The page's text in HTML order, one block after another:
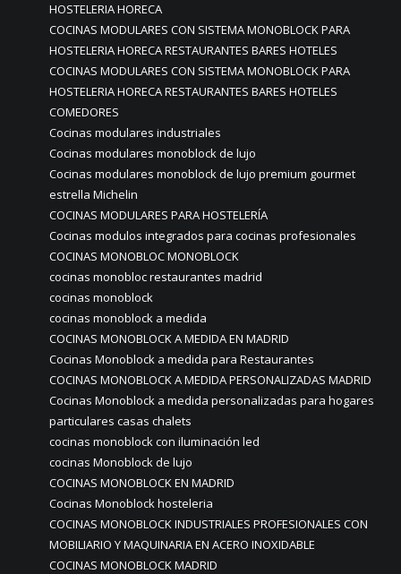
HOSTELERIA HORECA
COCINAS MODULARES CON SISTEMA MONOBLOCK PARA
HOSTELERIA HORECA RESTAURANTES BARES HOTELES
COCINAS MODULARES CON SISTEMA MONOBLOCK PARA
HOSTELERIA HORECA RESTAURANTES BARES HOTELES
COMEDORES
Cocinas modulares industriales
Cocinas modulares monoblock de lujo
Cocinas modulares monoblock de lujo premium gourmet
estrella Michelin
COCINAS MODULARES PARA HOSTELERÍA
Cocinas modulos integrados para cocinas profesionales
COCINAS MONOBLOC MONOBLOCK
cocinas monobloc restaurantes madrid
cocinas monoblock
cocinas monoblock a medida
COCINAS MONOBLOCK A MEDIDA EN MADRID
Cocinas Monoblock a medida para Restaurantes
COCINAS MONOBLOCK A MEDIDA PERSONALIZADAS MADRID
Cocinas Monoblock a medida personalizadas para hogares
particulares casas chalets
cocinas monoblock con iluminación led
cocinas Monoblock de lujo
COCINAS MONOBLOCK EN MADRID
Cocinas Monoblock hosteleria
COCINAS MONOBLOCK INDUSTRIALES PROFESIONALES CON
MOBILIARIO Y MAQUINARIA EN ACERO INOXIDABLE
COCINAS MONOBLOCK MADRID